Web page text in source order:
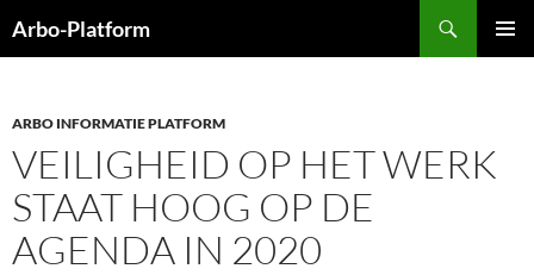
naar
Arbo-Platform
ARBO INFORMATIE PLATFORM
VEILIGHEID OP HET WERK
STAAT HOOG OP DE
AGENDA IN 2020